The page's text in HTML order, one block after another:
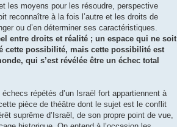
les moyens pour les résoudre, perspective
reconnaître à la fois l’autre et les droits de
ou d’en déterminer ses caractéristiques.
entre droits et réalité ; un espace qui ne soit
cette possibilité, mais cette possibilité est
qui s’est révélée être un échec total
répétés d’un Israël fort appartiennent à
pièce de théâtre dont le sujet est le conflit
suprême d’Israël, de son propre point de vue,